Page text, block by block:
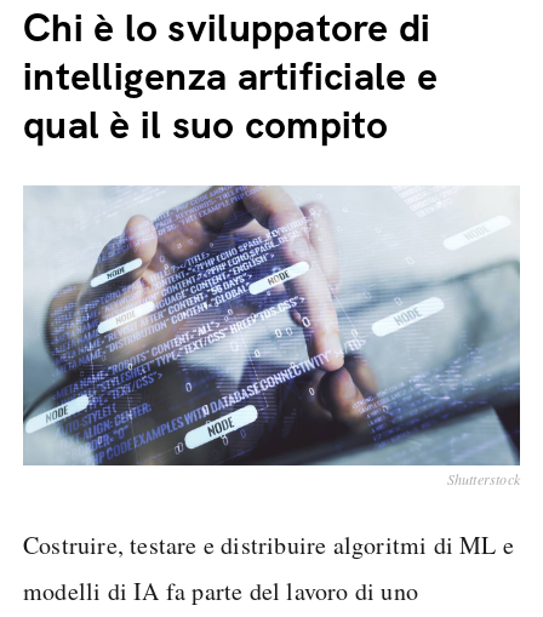
Chi è lo sviluppatore di
intelligenza artificiale e
qual è il suo compito
Shutterstock
Costruire, testare e distribuire algoritmi di ML e
modelli di IA fa parte del lavoro di uno